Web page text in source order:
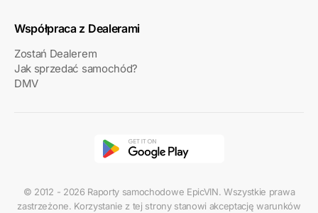
Współpraca z Dealerami
Zostań Dealerem
Jak sprzedać samochód?
DMV
© 2012 - 2026 Raporty samochodowe EpicVIN. Wszystkie prawa
zastrzeżone. Korzystanie z tej strony stanowi akceptację warunków